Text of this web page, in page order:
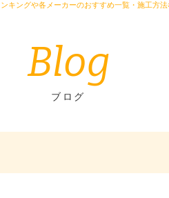
ングや各メーカーのおすすめ一覧・施工方
Blog
ブログ